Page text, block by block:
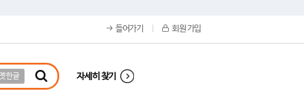
들어가기 회원 가입
한글 자세히 찾기